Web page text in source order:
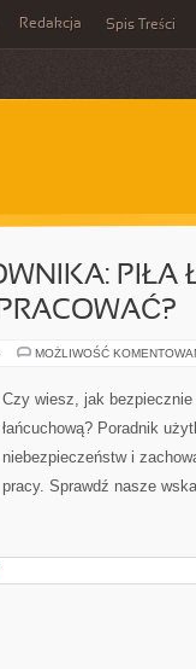
Redakcja Spis Treści
PIŁA
MOŻLIWOŚĆ
Czy wiesz, jak bezpiecznie
łańcuchową? Poradnik
niebezpieczeństw i
pracy. Sprawdź nasze